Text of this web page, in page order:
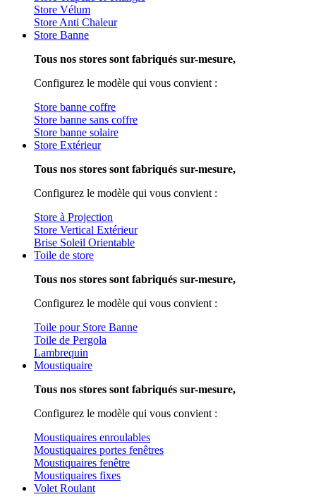
Store Vélum
Store Anti Chaleur
Store Banne
Tous nos stores sont fabriqués sur-mesure,
Configurez le modèle qui vous convient :
Store banne coffre
Store banne sans coffre
Store banne solaire
Store Extérieur
Tous nos stores sont fabriqués sur-mesure,
Configurez le modèle qui vous convient :
Store à Projection
Store Vertical Extérieur
Brise Soleil Orientable
Toile de store
Tous nos stores sont fabriqués sur-mesure,
Configurez le modèle qui vous convient :
Toile pour Store Banne
Toile de Pergola
Lambrequin
Moustiquaire
Tous nos stores sont fabriqués sur-mesure,
Configurez le modèle qui vous convient :
Moustiquaires enroulables
Moustiquaires portes fenêtres
Moustiquaires fenêtre
Moustiquaires fixes
Volet Roulant